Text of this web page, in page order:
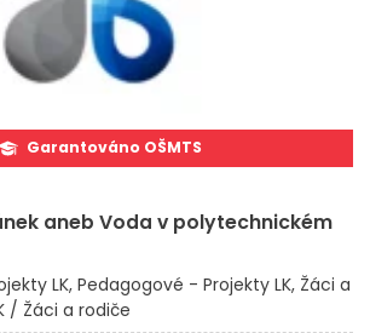
Garantováno OŠMTS
aneb Voda v polytechnickém
LK Pedagogové - Projekty LK Žáci a
/ Žáci a rodiče